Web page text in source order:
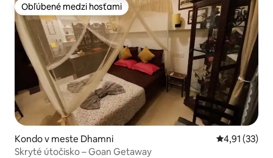
Obľúbené medzi hosťami
Obľúbené medzi hosťami
Kondo v meste Dhamni Priemerné
4,91 (33)
Skryté útočisko – Goan Getaway